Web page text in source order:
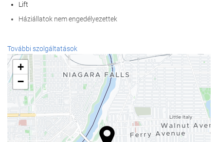
Lift
Háziállatok nem engedélyezettek
Étel és ital
À la carte étterem
kávézó a helyszínen
Recepció szolgáltatások
24 órás recepció
További szolgáltatások
+
−